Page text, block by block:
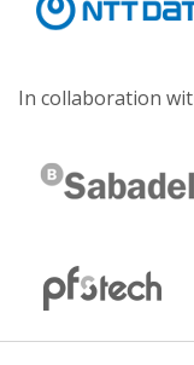
In collaboration